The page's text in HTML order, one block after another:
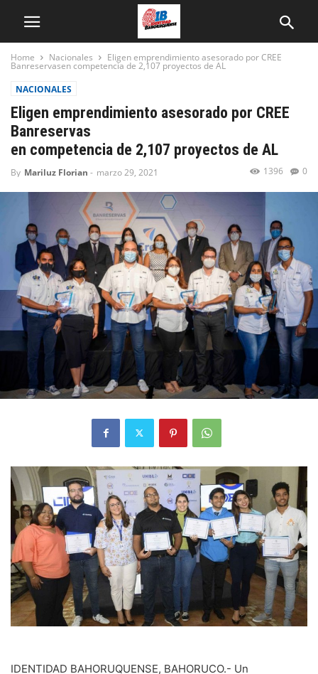
Home Nacionales Eligen emprendimiento asesorado por CREE
Banreservasen competencia de 2,107 proyectos de AL
NACIONALES
Eligen emprendimiento asesorado por CREE
Banreservas
en competencia de 2,107 proyectos de AL
By Mariluz Florian - marzo 29, 2021 0
1396
IDENTIDAD BAHORUQUENSE, BAHORUCO.- Un